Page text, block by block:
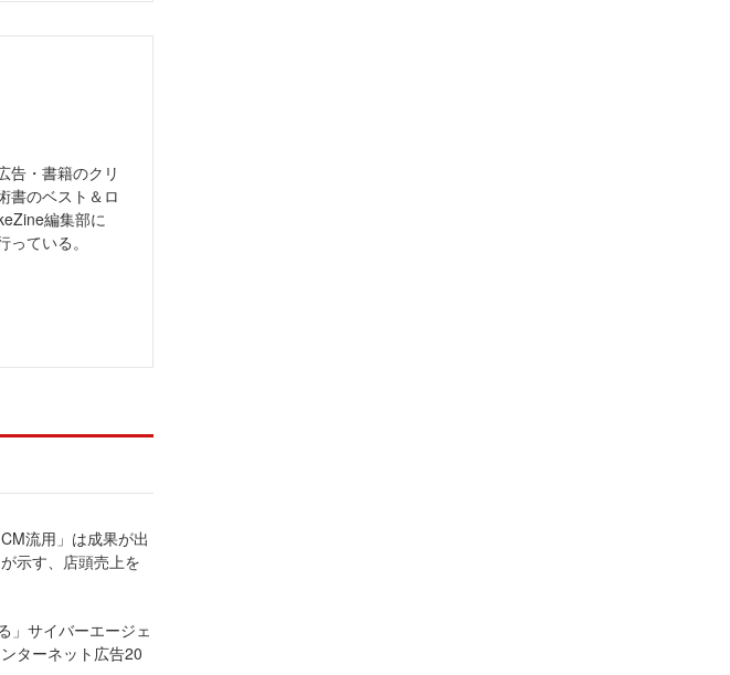
告・書籍のクリ
書のベスト＆ロ
編集部に
ている。
流用」は成果が出
示す、店頭売上を
」サイバーエージェ
ターネット広告20